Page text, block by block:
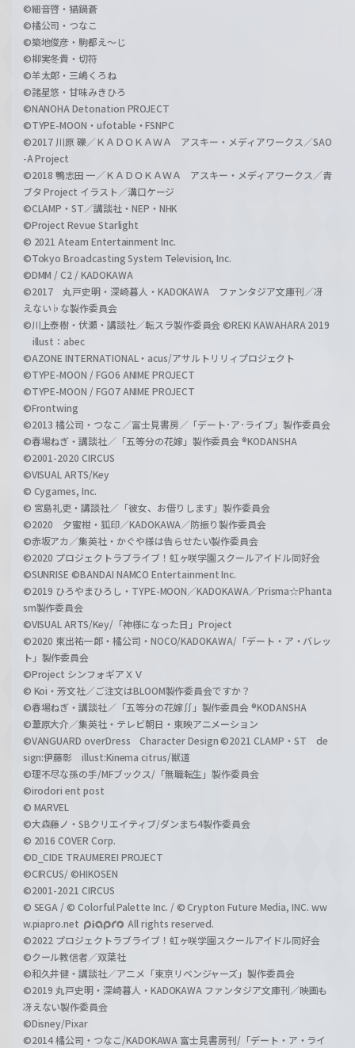
©細音啓・猫鍋蒼
©橘公司・つなこ
©築地俊彦・駒都え～じ
©柳実冬貴・切符
©羊太郎・三嶋くろね
©諸星悠・甘味みきひろ
©NANOHA Detonation PROJECT
©TYPE-MOON・ufotable・FSNPC
©2017 川原 礫／ＫＡＤＯＫＡＷＡ アスキー・メディアワークス／SAO
-A Project
©2018 鴨志田 一／ＫＡＤＯＫＡＷＡ アスキー・メディアワークス／青
ブタ Project イラスト／溝口ケージ
©CLAMP・ST／講談社・NEP・NHK
©Project Revue Starlight
© 2021 Ateam Entertainment Inc.
©Tokyo Broadcasting System Television, Inc.
©DMM / C2 / KADOKAWA
©2017 丸戸史明・深崎暮人・KADOKAWA ファンタジア文庫刊／冴
えない♭な製作委員会
©川上泰樹・伏瀬・講談社／転スラ製作委員会 ©REKI KAWAHARA 2019
illust：abec
©AZONE INTERNATIONAL・acus/アサルトリリィプロジェクト
©TYPE-MOON / FGO6 ANIME PROJECT
©TYPE-MOON / FGO7 ANIME PROJECT
©Frontwing
©2013 橘公司・つなこ／富士見書房／「デート･ア･ライブ」製作委員会
©春場ねぎ・講談社／「五等分の花嫁」製作委員会 ®KODANSHA
©2001-2020 CIRCUS
©VISUAL ARTS/Key
© Cygames, Inc.
© 宮島礼吏・講談社／「彼女、お借りします」製作委員会
©2020 夕蜜柑・狐印／KADOKAWA／防振り製作委員会
©赤坂アカ／集英社・かぐや様は告らせたい製作委員会
©2020 プロジェクトラブライブ！虹ヶ咲学園スクールアイドル同好会
©SUNRISE ©BANDAI NAMCO Entertainment Inc.
©2019 ひろやまひろし・TYPE-MOON／KADOKAWA／Prisma☆Phanta
sm製作委員会
©VISUAL ARTS/Key/「神様になった日」Project
©2020 東出祐一郎・橘公司・NOCO/KADOKAWA/「デート・ア・バレッ
ト」製作委員会
©Project シンフォギアＸＶ
© Koi・芳文社／ご注文はBLOOM製作委員会ですか？
©春場ねぎ・講談社／「五等分の花嫁∬」製作委員会 ®KODANSHA
©葦原大介／集英社・テレビ朝日・東映アニメーション
©VANGUARD overDress Character Design ©2021 CLAMP・ST de
sign:伊藤彰 illust:Kinema citrus/獣道
©理不尽な孫の手/MFブックス/「無職転生」製作委員会
©irodori ent post
© MARVEL
©大森藤ノ・SBクリエイティブ/ダンまち4製作委員会
© 2016 COVER Corp.
©D_CIDE TRAUMEREI PROJECT
©CIRCUS/ ©HIKOSEN
©2001-2021 CIRCUS
© SEGA / © Colorful Palette Inc. / © Crypton Future Media, INC. ww
w.piapro.net
All rights reserved.
©2022 プロジェクトラブライブ！虹ヶ咲学園スクールアイドル同好会
©クール教信者／双葉社
©和久井健・講談社／アニメ「東京リベンジャーズ」製作委員会
©2019 丸戸史明・深崎暮人・KADOKAWA ファンタジア文庫刊／映画も
冴えない製作委員会
©Disney/Pixar
©2014 橘公司・つなこ/KADOKAWA 富士見書房刊/「デート・ア・ライ